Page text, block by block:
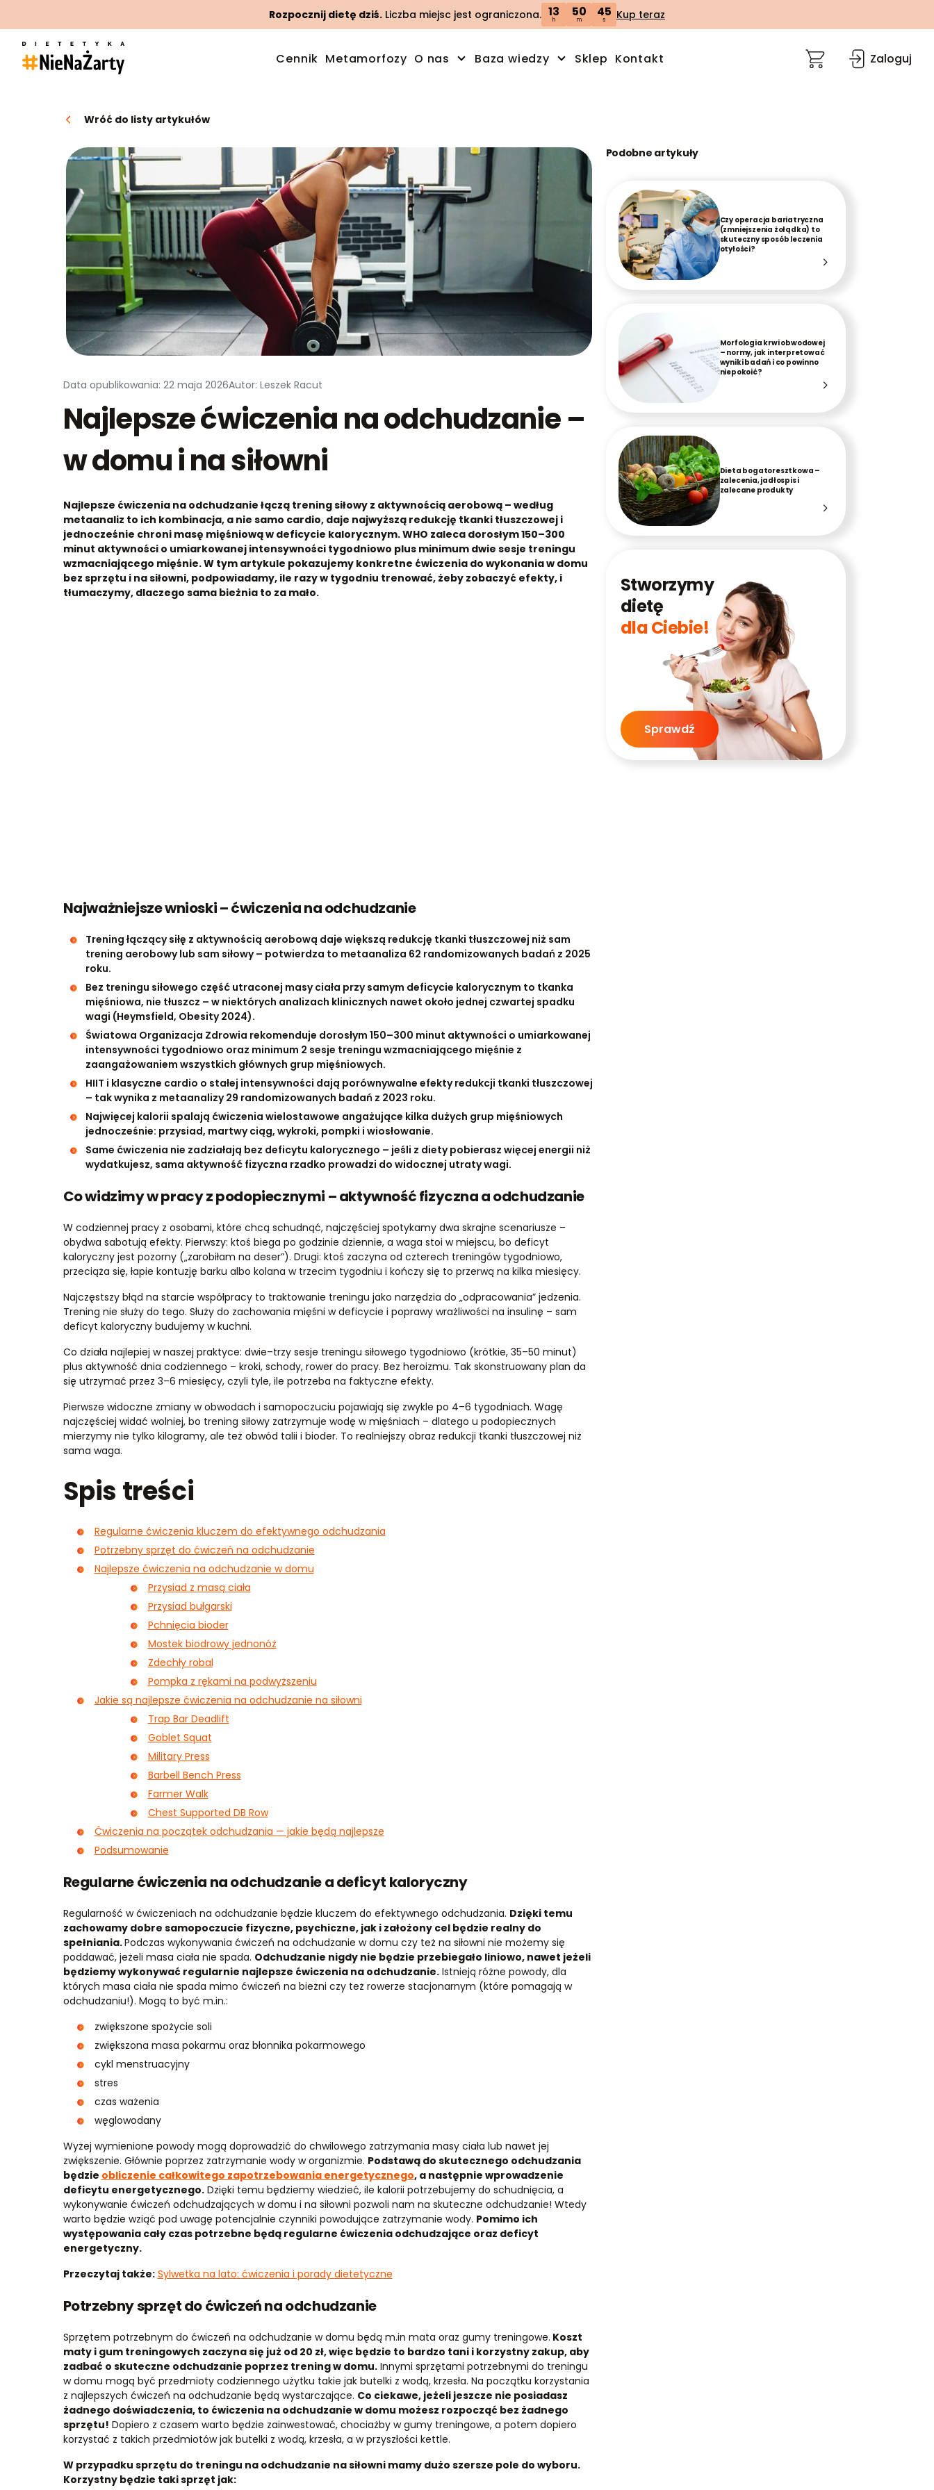
Rozpocznij dietę dziś. Liczba miejsc jest ograniczona. 13
h
50
m
44
s Kup teraz
Cennik Metamorfozy O nas Baza wiedzy Sklep Kontakt Zaloguj
Wróć do listy artykułów
Data opublikowania: 22 maja 2026Autor: Leszek Racut
Najlepsze ćwiczenia na odchudzanie –
w domu i na siłowni
Najlepsze ćwiczenia na odchudzanie łączą trening siłowy z aktywnością aerobową – według
metaanaliz to ich kombinacja, a nie samo cardio, daje najwyższą redukcję tkanki tłuszczowej i
jednocześnie chroni masę mięśniową w deficycie kalorycznym. WHO zaleca dorosłym 150–300
minut aktywności o umiarkowanej intensywności tygodniowo plus minimum dwie sesje treningu
wzmacniającego mięśnie.W tym artykule pokazujemy konkretne ćwiczenia do wykonania w domu
bez sprzętu i na siłowni, podpowiadamy, ile razy w tygodniu trenować, żeby zobaczyć efekty, i
tłumaczymy, dlaczego sama bieżnia to za mało.
Najważniejsze wnioski – ćwiczenia na odchudzanie
Trening łączący siłę z aktywnością aerobową daje większą redukcję tkanki tłuszczowej niż sam
trening aerobowy lub sam siłowy – potwierdza to metaanaliza 62 randomizowanych badań z 2025
roku.
Bez treningu siłowego część utraconej masy ciała przy samym deficycie kalorycznym to tkanka
mięśniowa, nie tłuszcz – w niektórych analizach klinicznych nawet około jednej czwartej spadku
wagi (Heymsfield, Obesity 2024).
Światowa Organizacja Zdrowia rekomenduje dorosłym 150–300 minut aktywności o umiarkowanej
intensywności tygodniowo oraz minimum 2 sesje treningu wzmacniającego mięśnie z
zaangażowaniem wszystkich głównych grup mięśniowych.
HIIT i klasyczne cardio o stałej intensywności dają porównywalne efekty redukcji tkanki tłuszczowej
– tak wynika z metaanalizy 29 randomizowanych badań z 2023 roku.
Najwięcej kalorii spalają ćwiczenia wielostawowe angażujące kilka dużych grup mięśniowych
jednocześnie: przysiad, martwy ciąg, wykroki, pompki i wiosłowanie.
Same ćwiczenia nie zadziałają bez deficytu kalorycznego – jeśli z diety pobierasz więcej energii niż
wydatkujesz, sama aktywność fizyczna rzadko prowadzi do widocznej utraty wagi.
Co widzimy w pracy z podopiecznymi – aktywność fizyczna a odchudzanie
W codziennej pracy z osobami, które chcą schudnąć, najczęściej spotykamy dwa skrajne scenariusze –
obydwa sabotują efekty. Pierwszy: ktoś biega po godzinie dziennie, a waga stoi w miejscu, bo deficyt
kaloryczny jest pozorny („zarobiłam na deser”). Drugi: ktoś zaczyna od czterech treningów tygodniowo,
przeciąża się, łapie kontuzję barku albo kolana w trzecim tygodniu i kończy się to przerwą na kilka miesięcy.
Najczęstszy błąd na starcie współpracy to traktowanie treningu jako narzędzia do „odpracowania” jedzenia.
Trening nie służy do tego. Służy do zachowania mięśni w deficycie i poprawy wrażliwości na insulinę – sam
deficyt kaloryczny budujemy w kuchni.
Co działa najlepiej w naszej praktyce: dwie–trzy sesje treningu siłowego tygodniowo (krótkie, 35–50 minut)
plus aktywność dnia codziennego – kroki, schody, rower do pracy. Bez heroizmu. Tak skonstruowany plan da
się utrzymać przez 3–6 miesięcy, czyli tyle, ile potrzeba na faktyczne efekty.
Pierwsze widoczne zmiany w obwodach i samopoczuciu pojawiają się zwykle po 4–6 tygodniach. Wagę
najczęściej widać wolniej, bo trening siłowy zatrzymuje wodę w mięśniach – dlatego u podopiecznych
mierzymy nie tylko kilogramy, ale też obwód talii i bioder. To realniejszy obraz redukcji tkanki tłuszczowej niż
sama waga.
Spis treści
Regularne ćwiczenia kluczem do efektywnego odchudzania
Potrzebny sprzęt do ćwiczeń na odchudzanie
Najlepsze ćwiczenia na odchudzanie w domu
Przysiad z masą ciała
Przysiad bułgarski
Pchnięcia bioder
Mostek biodrowy jednonóż
Zdechły robal
Pompka z rękami na podwyższeniu
Jakie są najlepsze ćwiczenia na odchudzanie na siłowni
Trap Bar Deadlift
Goblet Squat
Military Press
Barbell Bench Press
Farmer Walk
Chest Supported DB Row
Ćwiczenia na początek odchudzania — jakie będą najlepsze
Podsumowanie
Regularne ćwiczenia na odchudzanie a deficyt kaloryczny
Regularność w ćwiczeniach na odchudzanie będzie kluczem do efektywnego odchudzania. Dzięki temu
zachowamy dobre samopoczucie fizyczne, psychiczne, jak i założony cel będzie realny do
spełniania.Podczas wykonywania ćwiczeń na odchudzanie w domu czy też na siłowni nie możemy się
poddawać, jeżeli masa ciała nie spada. Odchudzanie nigdy nie będzie przebiegało liniowo, nawet jeżeli
będziemy wykonywać regularnie najlepsze ćwiczenia na odchudzanie.Istnieją różne powody, dla
których masa ciała nie spada mimo ćwiczeń na bieżni czy też rowerze stacjonarnym (które pomagają w
odchudzaniu!). Mogą to być m.in.:
zwiększone spożycie soli
zwiększona masa pokarmu oraz błonnika pokarmowego
cykl menstruacyjny
stres
czas ważenia
węglowodany
Wyżej wymienione powody mogą doprowadzić do chwilowego zatrzymania masy ciała lub nawet jej
zwiększenie. Głównie poprzez zatrzymanie wody w organizmie. Podstawą do skutecznego odchudzania
będzie obliczenie całkowitego zapotrzebowania energetycznego, a następnie wprowadzenie
deficytu energetycznego.Dzięki temu będziemy wiedzieć, ile kalorii potrzebujemy do schudnięcia, a
wykonywanie ćwiczeń odchudzających w domu i na siłowni pozwoli nam na skuteczne odchudzanie! Wtedy
warto będzie wziąć pod uwagę potencjalnie czynniki powodujące zatrzymanie wody. Pomimo ich
występowania cały czas potrzebne będą regularne ćwiczenia odchudzające oraz deficyt
energetyczny.
Przeczytaj także: Sylwetka na lato: ćwiczenia i porady dietetyczne
Potrzebny sprzęt do ćwiczeń na odchudzanie
Sprzętem potrzebnym do ćwiczeń na odchudzanie w domu będą m.in mata oraz gumy treningowe. Koszt
maty i gum treningowych zaczyna się już od 20 zł, więc będzie to bardzo tani i korzystny zakup, aby
zadbać o skuteczne odchudzanie poprzez trening w domu.Innymi sprzętami potrzebnymi do treningu
w domu mogą być przedmioty codziennego użytku takie jak butelki z wodą, krzesła. Na początku korzystania
z najlepszych ćwiczeń na odchudzanie będą wystarczające. Co ciekawe, jeżeli jeszcze nie posiadasz
żadnego doświadczenia, to ćwiczenia na odchudzanie w domu możesz rozpocząć bez żadnego
sprzętu! Dopiero z czasem warto będzie zainwestować, chociażby w gumy treningowe, a potem dopiero
korzystać z takich przedmiotów jak butelki z wodą, krzesła, a w przyszłości kettle.
W przypadku sprzętu do treningu na odchudzanie na siłowni mamy dużo szersze pole do wyboru.
Korzystny będzie taki sprzęt jak:
Podobne artykuły
Czy operacja bariatryczna
(zmniejszenia żołądka) to
skuteczny sposób leczenia
otyłości?
Morfologia krwi obwodowej
– normy, jak interpretować
wyniki badań i co powinno
niepokoić?
Dieta bogatoresztkowa –
zalecenia, jadłospis i
zalecane produkty
Stworzymy
dietę
dla Ciebie!
Sprawdź